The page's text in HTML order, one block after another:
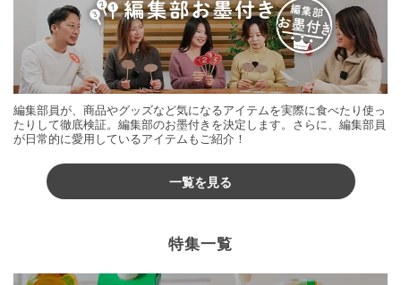
編集部員が、商品やグッズなど気になるアイテムを実際に食べたり使っ
たりして徹底検証。編集部のお墨付きを決定します。さらに、編集部員
が日常的に愛用しているアイテムもご紹介！
一覧を見る
特集一覧